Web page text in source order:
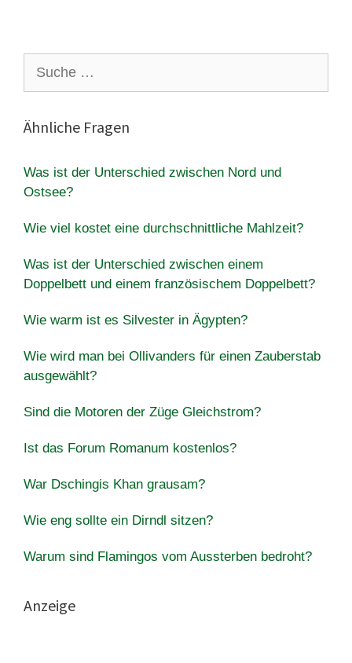
nach:
Ähnliche Fragen
Was ist der Unterschied zwischen Nord und
Ostsee?
Wie viel kostet eine durchschnittliche Mahlzeit?
Was ist der Unterschied zwischen einem
Doppelbett und einem französischem Doppelbett?
Wie warm ist es Silvester in Ägypten?
Wie wird man bei Ollivanders für einen Zauberstab
ausgewählt?
Sind die Motoren der Züge Gleichstrom?
Ist das Forum Romanum kostenlos?
War Dschingis Khan grausam?
Wie eng sollte ein Dirndl sitzen?
Warum sind Flamingos vom Aussterben bedroht?
Anzeige